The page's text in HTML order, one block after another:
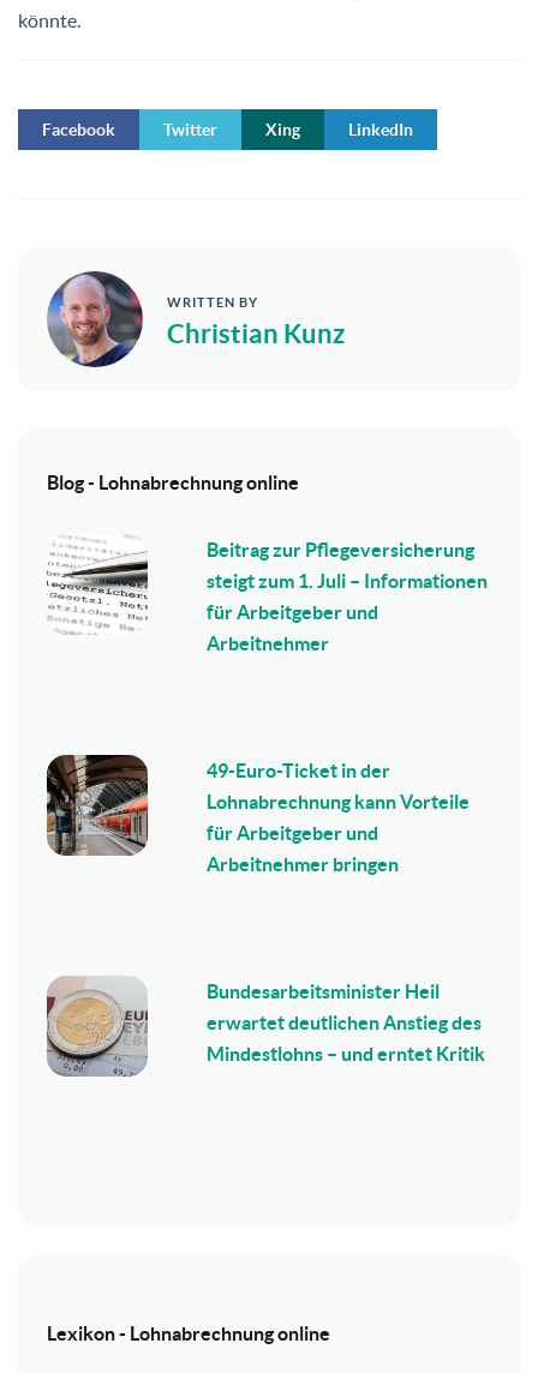
könnte.
Facebook Twitter Xing LinkedIn
WRITTEN BY
Christian Kunz
Blog - Lohnabrechnung online
Beitrag zur Pflegeversicherung
steigt zum 1. Juli – Informationen
für Arbeitgeber und
Arbeitnehmer
49-Euro-Ticket in der
Lohnabrechnung kann Vorteile
für Arbeitgeber und
Arbeitnehmer bringen
Bundesarbeitsminister Heil
erwartet deutlichen Anstieg des
Mindestlohns – und erntet Kritik
Lexikon - Lohnabrechnung online